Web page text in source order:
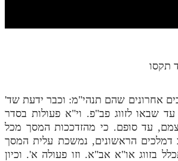
אחרונים שהם תנהי"מ: וכבר ידעת שד'
שבאו לזווג פב"פ. וי"א פעולות בסדר
עד סופם. כי מהזדככות המסך מכל
דמלכים הראשונים, נמשכת עלית המסך
בזווג או"א אב"א. וזו פעולה א'. וכיון